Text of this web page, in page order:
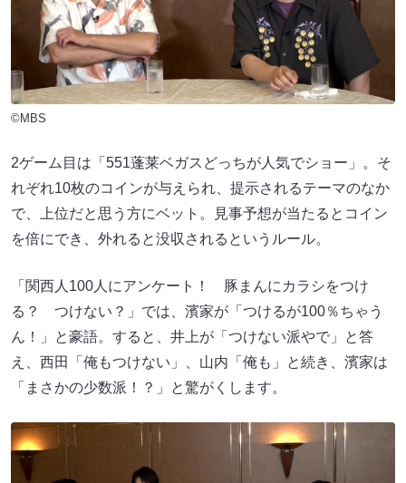
©MBS
2ゲーム目は「551蓬莱ベガスどっちが人気でショー」。そ
れぞれ10枚のコインが与えられ、提示されるテーマのなか
で、上位だと思う方にベット。見事予想が当たるとコイン
を倍にでき、外れると没収されるというルール。
「関西人100人にアンケート！ 豚まんにカラシをつけ
る？ つけない？」では、濱家が「つけるが100％ちゃう
ん！」と豪語。すると、井上が「つけない派やで」と答
え、西田「俺もつけない」、山内「俺も」と続き、濱家は
「まさかの少数派！？」と驚がくします。